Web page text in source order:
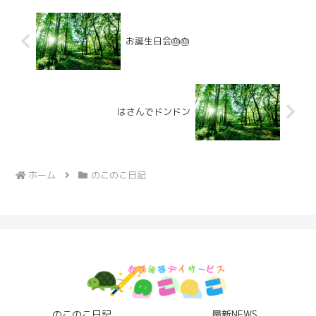
お誕生日会🎂🎂
はさんでドンドン
ホーム のこのこ日記